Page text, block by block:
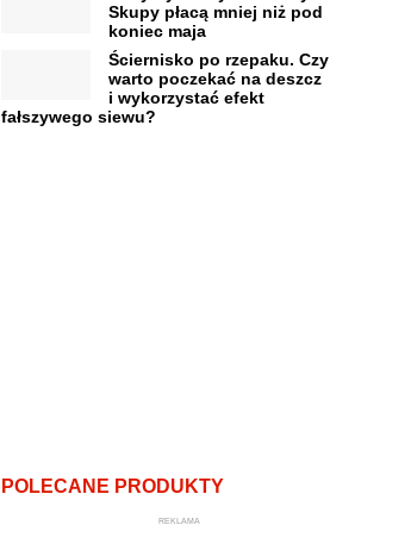
Skupy płacą mniej niż pod
koniec maja
Ściernisko po rzepaku. Czy
warto poczekać na deszcz
i wykorzystać efekt
fałszywego siewu?
POLECANE PRODUKTY
REKLAMA